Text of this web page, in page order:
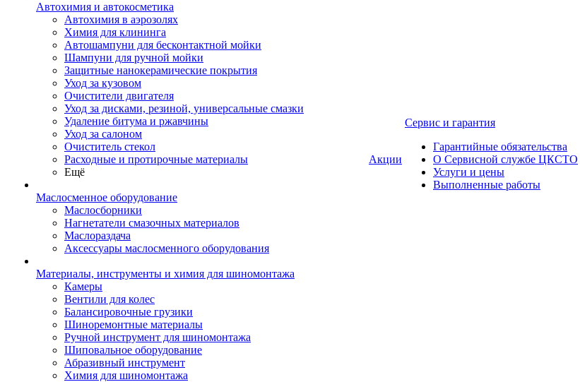
Автохимия и автокосметика
Автохимия в аэрозолях
Химия для клининга
Автошампуни для бесконтактной мойки
Шампуни для ручной мойки
Защитные нанокерамические покрытия
Уход за кузовом
Очистители двигателя
Уход за дисками, резиной, универсальные смазки
Удаление битума и ржавчины
Уход за салоном
Очиститель стекол
Расходные и протирочные материалы
Ещё
Маслосменное оборудование
Маслосборники
Нагнетатели смазочных материалов
Маслораздача
Аксессуары маслосменного оборудования
Материалы, инструменты и химия для шиномонтажа
Камеры
Вентили для колес
Балансировочные грузики
Шиноремонтные материалы
Ручной инструмент для шиномонтажа
Шиповальное оборудование
Абразивный инструмент
Химия для шиномонтажа
Акции
Сервис и гарантия
Гарантийные обязательства
О Сервисной службе ЦКСТО
Услуги и цены
Выполненные работы